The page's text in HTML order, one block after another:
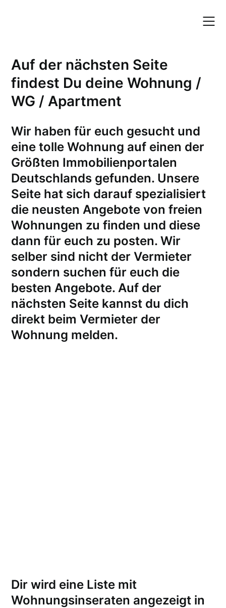
Auf der nächsten Seite
findest Du deine Wohnung /
WG / Apartment
Wir haben für euch gesucht und
eine tolle Wohnung auf einen der
Größten Immobilienportalen
Deutschlands gefunden. Unsere
Seite hat sich darauf spezialisiert
die neusten Angebote von freien
Wohnungen zu finden und diese
dann für euch zu posten. Wir
selber sind nicht der Vermieter
sondern suchen für euch die
besten Angebote. Auf der
nächsten Seite kannst du dich
direkt beim Vermieter der
Wohnung melden.
Dir wird eine Liste mit
Wohnungsinseraten angezeigt in